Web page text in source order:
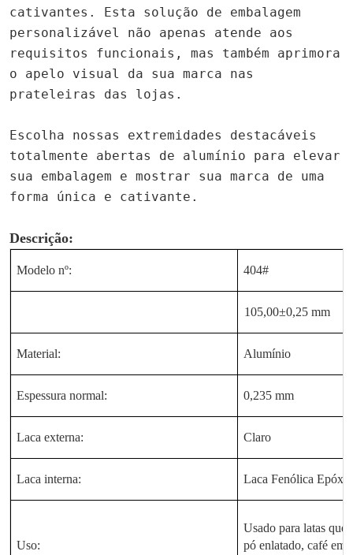
cativantes. Esta solução de embalagem
personalizável não apenas atende aos
requisitos funcionais, mas também aprimora
o apelo visual da sua marca nas
prateleiras das lojas.
Escolha nossas extremidades destacáveis
totalmente abertas de alumínio para elevar
sua embalagem e mostrar sua marca de uma
forma única e cativante.
Descrição:
Modelo nº: 404#
105,00±0,25 mm
Material: Alumínio
Espessura normal: 0,235 mm
Laca externa: Claro
Laca interna: Laca Fenólica Epóxi
Uso:
Usado para latas que
pó enlatado, café em